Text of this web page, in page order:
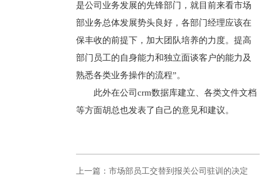
是公司业务发展的先锋部门，就目前来看市场
部业务总体发展势头良好，各部门经理应该在
保丰收的前提下，加大团队培养的力度。提高
部门员工的自身能力和独立面谈客户的能力及
熟悉各类业务操作的流程”。
此外在公司crm数据库建立、各类文件文档
等方面胡总也发表了自己的意见和建议。
上一篇：市场部员工交替到报关公司驻训的决定